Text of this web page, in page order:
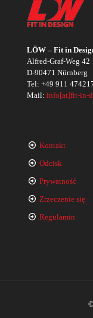
LÖW – Fit in
Alfred-Graf-Weg 42
D-90471 Nürnberg
Tel: +49 911
Mail: info[at]fit-in-
Kontakt
Odcisk
Prywatność
Zrzeczenie się
Regulamin